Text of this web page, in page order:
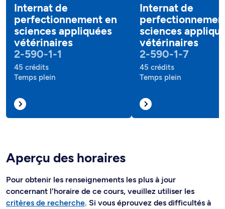
Internat de
perfectionnement en
sciences appliquées
vétérinaires
2-590-1-1
45 crédits
Temps plein
Internat de
sciences
vétérinaires
2-590-1-7
45 crédits
Temps plein
Aperçu des horaires
Pour obtenir les renseignements les plus à jour
concernant l'horaire de ce cours, veuillez utiliser les
critères de recherche. Si vous éprouvez des difficultés à